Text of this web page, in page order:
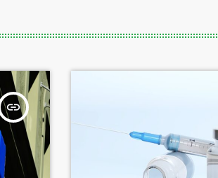
insert_link